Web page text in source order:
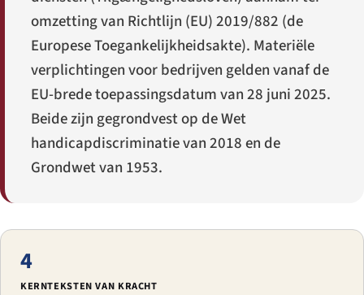
omzetting van Richtlijn (EU) 2019/882 (de
Europese Toegankelijkheidsakte). Materiële
verplichtingen voor bedrijven gelden vanaf de
EU-brede toepassingsdatum van 28 juni 2025.
Beide zijn gegrondvest op de Wet
handicapdiscriminatie van 2018 en de
Grondwet van 1953.
4
KERNTEKSTEN VAN KRACHT